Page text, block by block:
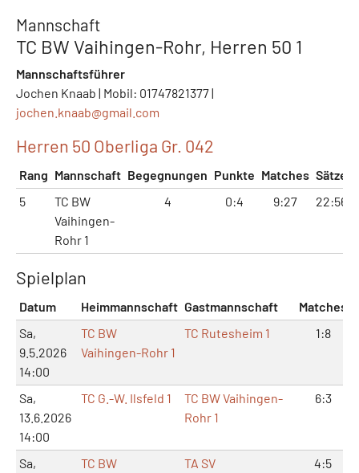
Mannschaft
TC BW Vaihingen-Rohr, Herren 50 1
Mannschaftsführer
Jochen Knaab | Mobil: 01747821377 |
jochen.knaab@gmail.com
Herren 50 Oberliga Gr. 042
Rang Mannschaft Begegnungen Punkte Matches Sätze
5
TC BW
Vaihingen-
Rohr 1
4 0:4 9:27 22:56
Spielplan
Datum Heimmannschaft Gastmannschaft Matches
Sa,
9.5.2026
14:00
TC BW
Vaihingen-Rohr 1
TC Rutesheim 1 1:8
Sa,
13.6.2026
14:00
TC G.-W. Ilsfeld 1
TC BW Vaihingen-
Rohr 1
6:3
Sa,
TC BW
TA SV
4:5